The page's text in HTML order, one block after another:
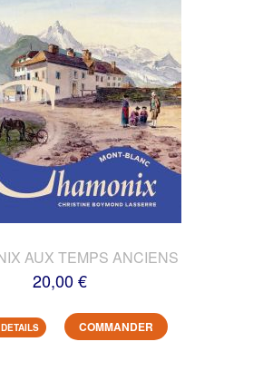
AUX TEMPS ANCIENS
20,00 €
COMMANDER